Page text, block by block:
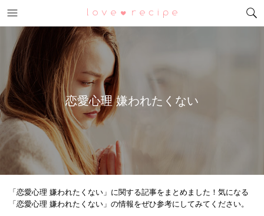
恋愛レシピ
恋愛心理 嫌われたくない
「恋愛心理 嫌われたくない」に関する記事をまとめました！気になる
「恋愛心理 嫌われたくない」の情報をぜひ参考にしてみてください。